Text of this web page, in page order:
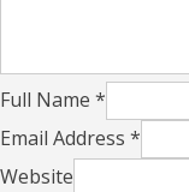
Full Name *
Email Address *
Website